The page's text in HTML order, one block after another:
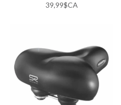
39,99$CA